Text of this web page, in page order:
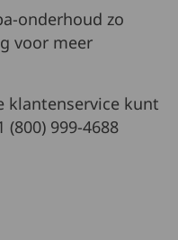
onderhoud zo
voor meer
klantenservice kunt
999-4688